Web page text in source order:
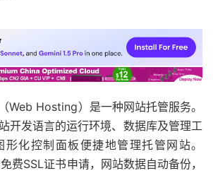
Web Hosting）是一种网站托管服务。
开发语言的运行环境、数据库及管理工
化控制面板便捷地管理托管网站。
费SSL证书申请，网站数据自动备份，